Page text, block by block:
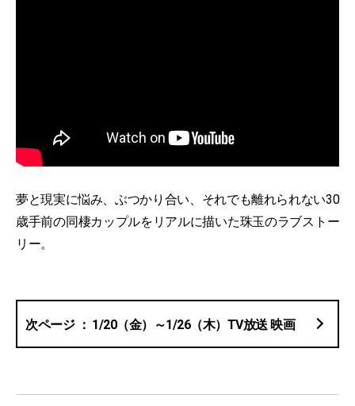
夢と現実に悩み、ぶつかり合い、それでも離れられない30
歳手前の同棲カップルをリアルに描いた珠玉のラブストー
リー︎。
1/20（金）～1/26（木）TV放送 映画